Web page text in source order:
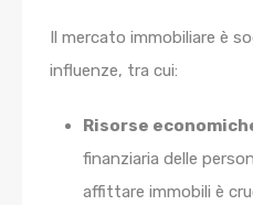
Il mercato immobiliare è
influenze, tra cui:
Risorse
finanziaria delle
affittare immobili è